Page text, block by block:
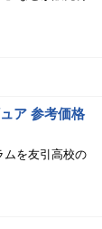
ア 参考価格
ムを友引高校の